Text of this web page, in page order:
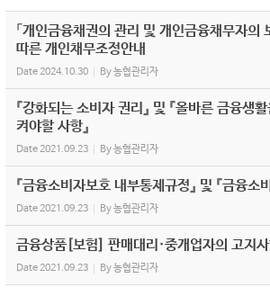
「개인금융채권의 관리 및 개인금융채무자의
따른 개인채무조정안내
Date2024.10.30 By농협관리자
『강화되는 소비자 권리』 및 『올바른 금융생
켜야할 사항』
Date2021.09.23 By농협관리자
『금융소비자보호 내부통제규정』 및 『금융소
Date2021.09.23 By농협관리자
금융상품[보험] 판매대리·중개업자의 고지
Date2021.09.23 By농협관리자